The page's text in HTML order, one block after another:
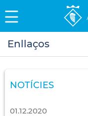
Enllaços
NOTÍCIES
01.12.2020